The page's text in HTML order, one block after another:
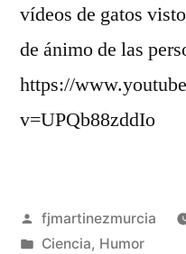
vídeos de gatos
de ánimo de las
https://
v=UPQb88zddIo
Publicado
por
fjmartinezmurcia
Publicado
Ciencia, Humor